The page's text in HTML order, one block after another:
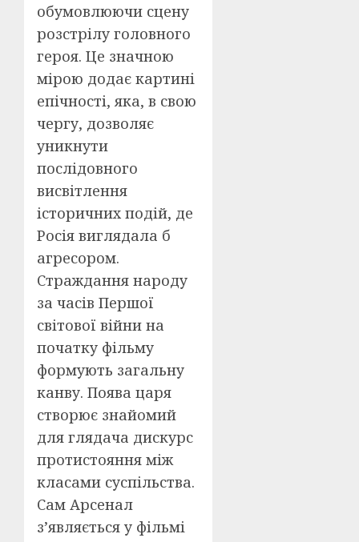
обумовлюючи сцену
розстрілу головного
героя. Це значною
мірою додає картині
епічності, яка, в свою
чергу, дозволяє
уникнути
послідовного
висвітлення
історичних подій, де
Росія виглядала б
агресором.
Страждання народу
за часів Першої
світової війни на
початку фільму
формують загальну
канву. Поява царя
створює знайомий
для глядача дискурс
протистояння між
класами суспільства.
Сам Арсенал
з’являється у фільмі